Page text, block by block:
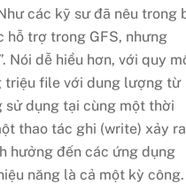
các kỹ sư đã nêu trong
hỗ trợ trong GFS, nhưng
Nói dễ hiểu hơn, với quy
triệu file với dung lượng từ
sử dụng tại cùng một thời
thao tác ghi (write) xảy ra
hưởng đến các ứng dụng
năng là cả một kỳ công.